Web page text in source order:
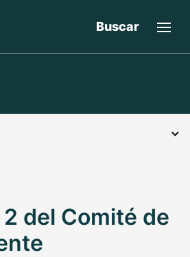
Buscar
del Comité de